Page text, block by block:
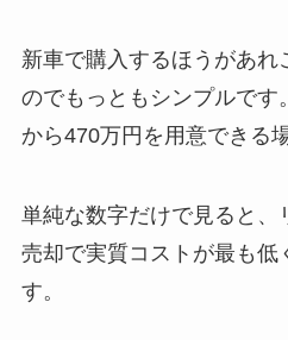
新車で購入するほうがあれ
のでもっともシンプルです
から470万円を用意できる
単純な数字だけで見ると、
売却で実質コストが最も低
す。